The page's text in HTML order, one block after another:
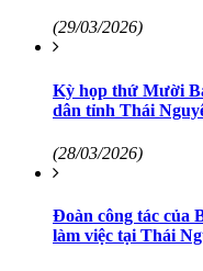
(29/03/2026)
Kỳ họp thứ Mười
dân tỉnh Thái
(28/03/2026)
Đoàn công tác của
làm việc tại Thái